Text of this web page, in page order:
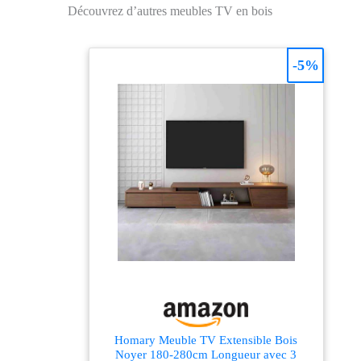
rustique et
habilement éléments
moderne. 【Grand
fonctionnalité 】Ce
tiroirs en rotin, offrant
un espace de
rangement généreux
pour votre salon, idéal
durable et stable】
Fabriqué en panneaux
de particules solides,
ce buffet conserve sa
Découvrez d’autres meubles TV en bois
Homary Meuble TV Extensible Bois
Noyer 180-280cm Longueur avec 3
-5%